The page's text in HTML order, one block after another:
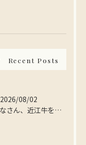
Recent Posts
2026/08/02
みなさん、近江牛を存分に楽しんでみませんか？